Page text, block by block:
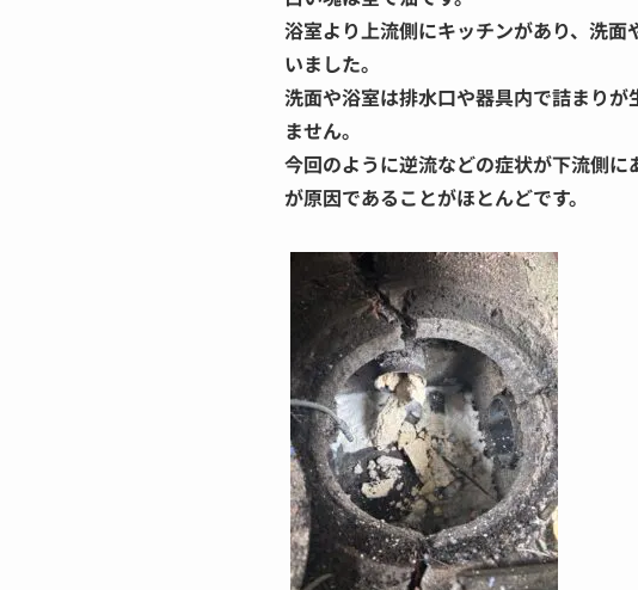
浴室より上流側にキッチンがあり、洗
いました。
洗面や浴室は排水口や器具内で詰まり
ません。
今回のように逆流などの症状が下流側に
が原因であることがほとんどです。